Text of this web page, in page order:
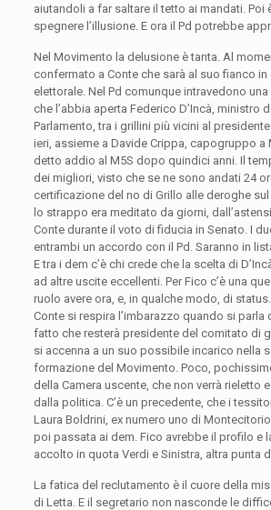
aiutandoli a far saltare il tetto ai mandati. Poi
spegnere l’illusione. E ora il Pd potrebbe
Nel Movimento la delusione è tanta. Al
confermato a Conte che sarà al suo fianco in
elettorale. Nel Pd comunque intravedono
che l’abbia aperta Federico D’Incà, ministro
Parlamento, tra i grillini più vicini al
ieri, assieme a Davide Crippa, capogruppo a
detto addio al M5S dopo quindici anni. Il
dei migliori, visto che se ne sono andati 24
certificazione del no di Grillo alle deroghe
lo strappo era meditato da giorni,
Conte durante il voto di fiducia in Senato. I
entrambi un accordo con il Pd. Saranno in
E tra i dem c’è chi crede che la scelta di
ad altre uscite eccellenti. Per Fico c’è una
ruolo avere ora, e, in qualche modo, di
Conte si respira l’imbarazzo quando si parla
fatto che resterà presidente del comitato di
si accenna a un suo possibile incarico nella
formazione del Movimento. Poco,
della Camera uscente, che non verrà rieletto
dalla politica. C’è un precedente, che i
Laura Boldrini, ex numero uno di
poi passata ai dem. Fico avrebbe il profilo e
accolto in quota Verdi e Sinistra, altra punta
La fatica del reclutamento è il cuore della
di Letta. E il segretario non nasconde le